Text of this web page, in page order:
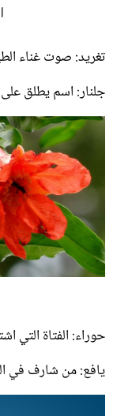
تغريد: صوت غناء
جلنار: اسم يطلق
حوراء: الفتاة التي
يافع: من شارف في